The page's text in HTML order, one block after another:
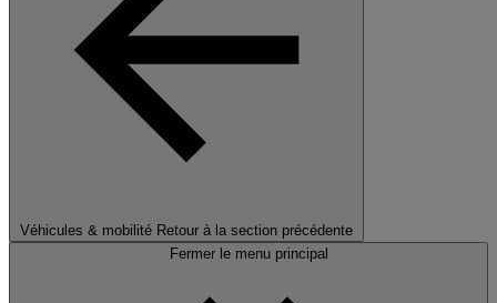
Véhicules & mobilité Retour à la section précédente
Fermer le menu principal